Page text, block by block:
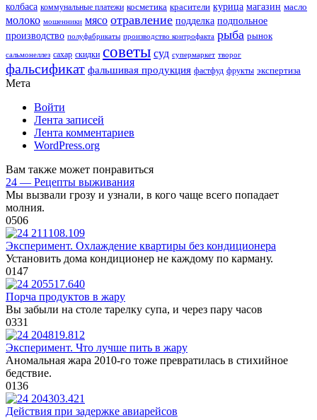
колбаса коммунальные платежи косметика красители курица магазин масло
молоко мошенники мясо отравление подделка подпольное
производство полуфабрикаты производство контрофакта рыба рынок
сальмонеллез сахар скидки советы суд супермаркет творог
фальсификат фальшивая продукция фастфуд фрукты экспертиза
Мета
Войти
Лента записей
Лента комментариев
WordPress.org
Вам также может понравиться
24 — Рецепты выживания
Мы вызвали грозу и узнали, в кого чаще всего попадает
молния.
0506
Эксперимент. Охлаждение квартиры без кондиционера
Установить дома кондиционер не каждому по карману.
0147
Порча продуктов в жару
Вы забыли на столе тарелку супа, и через пару часов
0331
Эксперимент. Что лучше пить в жару
Аномальная жара 2010-го тоже превратилась в стихийное
бедствие.
0136
Действия при задержке авиарейсов